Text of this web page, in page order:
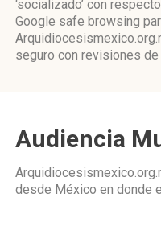
‘socializado’ con
Google safe browsing
seguro con revisiones
Audiencia
desde México en donde